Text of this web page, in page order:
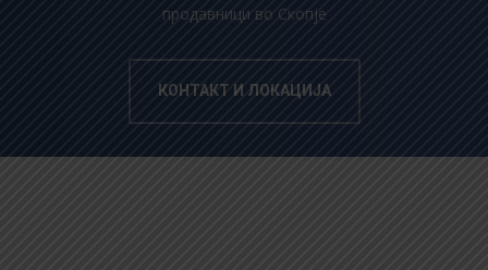
продавници во Скопје
КОНТАКТ И ЛОКАЦИЈА